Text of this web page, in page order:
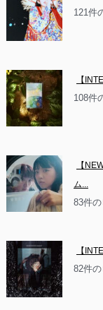
121件
【
108件
【
ム...
83件
【
82件